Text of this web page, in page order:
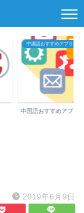
中国語おすすめアプリ・参
中国語おすすめアプリ
2019年6月9日